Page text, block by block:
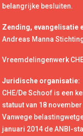
belangrijke besluiten.
Zending, evangelisatie
Andreas Manna
Vreemdelingenwerk
Juridische organisatie:
CHE/De Schoof is een
statuut van 18
Vanwege
januari 2014 de ANBI-